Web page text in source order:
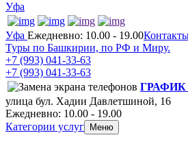
Уфа
Уфа Ежедневно: 10.00 - 19.00
Туры по Башкирии, по РФ и Миру.
+7 (993) 041-33-63
+7 (993) 041-33-63
улица бул. Хадии Давлетшиной, 16
Ежедневно: 10.00 - 19.00
Категории услуг
Меню